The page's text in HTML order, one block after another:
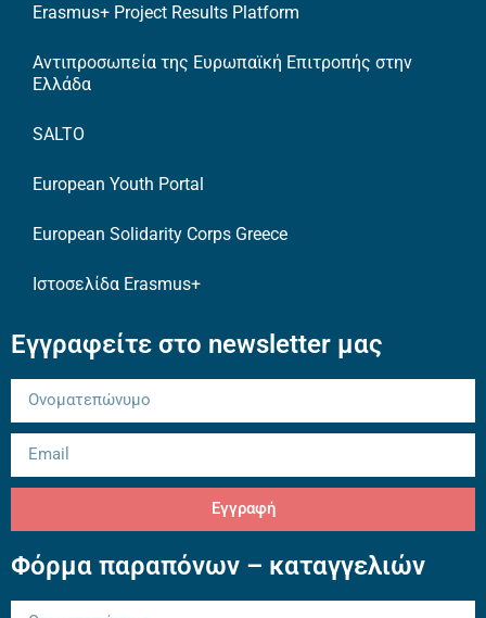
Erasmus+ Project Results Platform
Αντιπροσωπεία της Ευρωπαϊκή Επιτροπής στην
Ελλάδα
SALTO
European Youth Portal
European Solidarity Corps Greece
Ιστοσελίδα Erasmus+
Εγγραφείτε στο newsletter μας
Εγγραφή
Φόρμα παραπόνων – καταγγελιών